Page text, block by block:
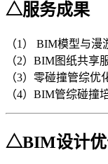
△服务成果
（1） BIM模型与漫
（2）BIM图纸共享
（3）零碰撞管综优
（4）BIM管综碰撞
△BIM设计优